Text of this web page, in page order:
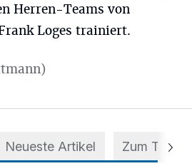
Herren-Teams von
Loges trainiert.
Neueste Artikel Zum Thema